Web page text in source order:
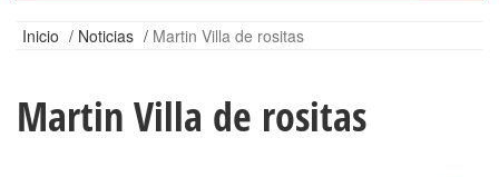
Inicio / Noticias / Martin Villa de rositas
Martin Villa de rositas